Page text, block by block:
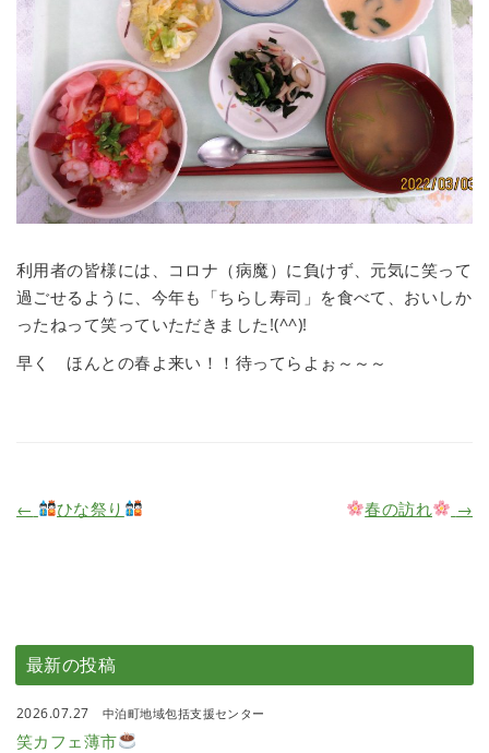
利用者の皆様には、コロナ（病魔）に負けず、元気に笑って
過ごせるように、今年も「ちらし寿司」を食べて、おいしか
ったねって笑っていただきました!(^^)!
早く ほんとの春よ来い！！待ってらよぉ～～～
← ひな祭り 春の訪れ →
最新の投稿
2026.07.27 中泊町地域包括支援センター
笑カフェ薄市